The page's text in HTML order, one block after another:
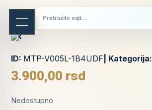
ID: MTP-V005L-1B4UDF | Kategorija:
3.900,00 rsd
Nedostupno